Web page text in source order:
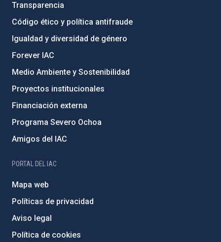
Transparencia
Código ético y política antifraude
Igualdad y diversidad de género
Forever IAC
Medio Ambiente y Sostenibilidad
Proyectos institucionales
Financiación externa
Programa Severo Ochoa
Amigos del IAC
PORTAL DEL IAC
Mapa web
Políticas de privacidad
Aviso legal
Política de cookies